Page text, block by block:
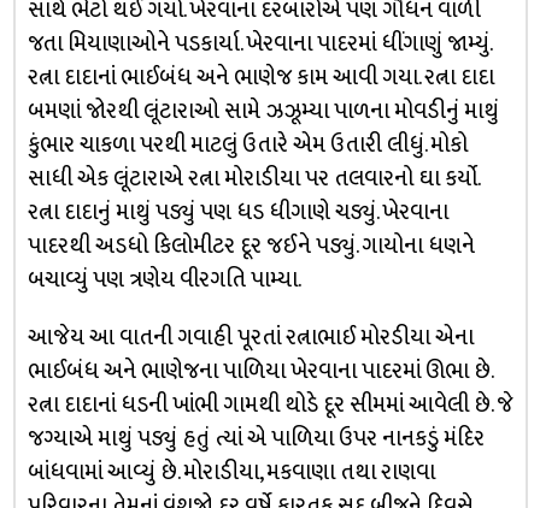
સાથે ભેટો થઈ ગયો. ખેરવાના દરબારોએ પણ ગૌધન વાળી
જતા મિયાણાઓને પડકાર્યા. ખેરવાના પાદરમાં ધીંગાણું જામ્યું.
રત્ના દાદાનાં ભાઈબંધ અને ભાણેજ કામ આવી ગયા. રત્ના દાદા
બમણાં જોરથી લૂંટારાઓ સામે ઝઝૂમ્યા પાળના મોવડીનું માથું
કુંભાર ચાકળા પરથી માટલું ઉતારે એમ ઉતારી લીધું. મોકો
સાધી એક લૂંટારાએ રત્ના મોરાડીયા પર તલવારનો ઘા કર્યો.
રત્ના દાદાનું માથું પડ્યું પણ ધડ ધીગાણે ચડ્યું. ખેરવાના
પાદરથી અડધો કિલોમીટર દૂર જઈને પડ્યું. ગાયોના ધણને
બચાવ્યું પણ ત્રણેય વીરગતિ પામ્યા.
આજેય આ વાતની ગવાહી પૂરતાં રત્નાભાઈ મોરડીયા એના
ભાઈબંધ અને ભાણેજના પાળિયા ખેરવાના પાદરમાં ઊભા છે.
રત્ના દાદાનાં ધડની ખાંભી ગામથી થોડે દૂર સીમમાં આવેલી છે. જે
જગ્યાએ માથું પડ્યું હતું ત્યાં એ પાળિયા ઉપર નાનકડું મંદિર
બાંધવામાં આવ્યું છે. મોરાડીયા, મકવાણા તથા રાણવા